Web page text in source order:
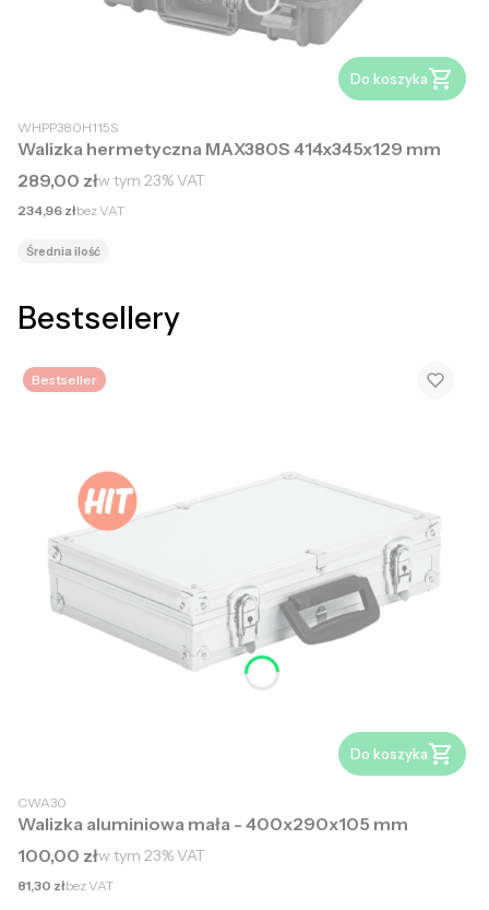
Do koszyka
WHPP380H115S
Walizka hermetyczna MAX380S 414x345x129 mm
Cena brutto
289,00 złw tym 23%VAT
Cena netto
234,96 złbez VAT
Średnia ilość
Bestsellery
Bestseller
Do koszyka
CWA30
Walizka aluminiowa mała - 400x290x105 mm
Cena brutto
100,00 złw tym 23%VAT
Cena netto
81,30 złbez VAT